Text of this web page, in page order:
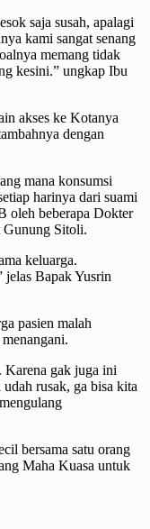
saja susah, apalagi
kami sangat senang
memang tidak
kesini.” ungkap Ibu
akses ke Kotanya
dengan
mana konsumsi
harinya dari suami
oleh beberapa Dokter
Sitoli.
keluarga.
Bapak Yusrin
pasien malah
Karena gak juga ini
rusak, ga bisa kita
bersama satu orang
Maha Kuasa untuk